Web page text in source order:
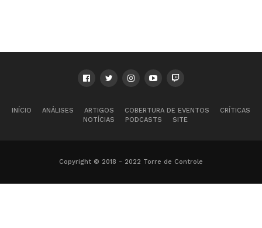
INÍCIO ANÁLISES ARTIGOS COBERTURA DE EVENTOS
CRÍTICAS
NOTÍCIAS
PODCASTS SITE
Copyright © 2018 - 2022 Torre de Controle